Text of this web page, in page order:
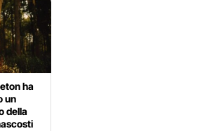
ha
un
della